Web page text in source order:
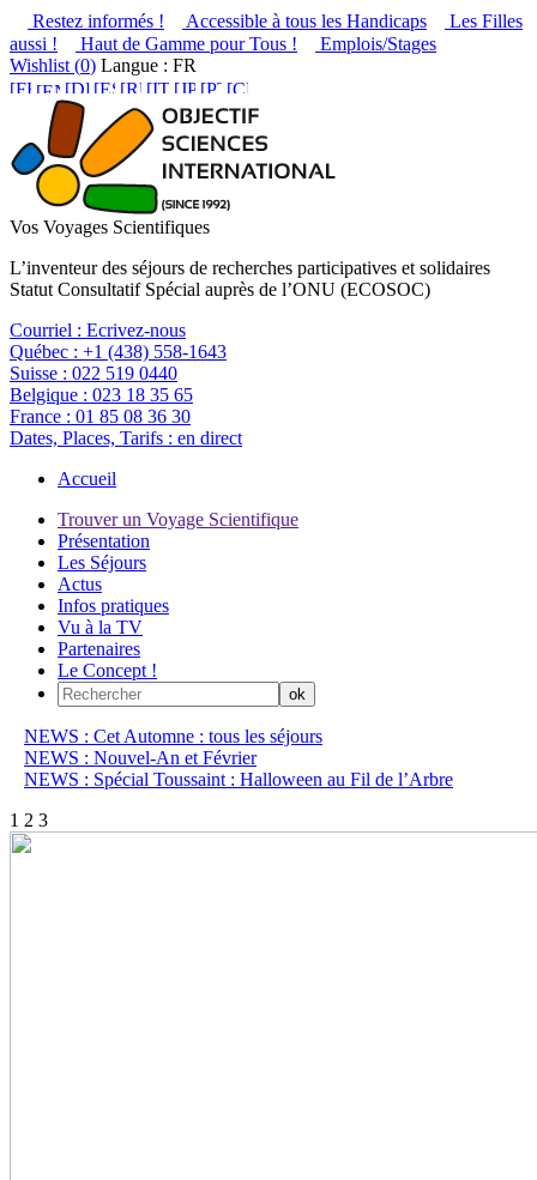
Restez informés ! Accessible à tous les Handicaps
Les Filles
aussi !
Haut de Gamme pour Tous !
Emplois/Stages
Wishlist (0) Langue : FR
Vos Voyages Scientifiques
L’inventeur des séjours de recherches participatives et solidaires
Statut Consultatif Spécial auprès de l’ONU (ECOSOC)
Courriel : Ecrivez-nous
Québec : +1 (438) 558-1643
Suisse : 022 519 0440
Belgique : 023 18 35 65
France : 01 85 08 36 30
Dates, Places, Tarifs : en direct
Accueil
Trouver un Voyage Scientifique
Présentation
Les Séjours
Actus
Infos pratiques
Vu à la TV
Partenaires
Le Concept !
NEWS : Cet Automne : tous les séjours
NEWS : Nouvel-An et Février
NEWS : Spécial Toussaint : Halloween au Fil de l’Arbre
1 2 3